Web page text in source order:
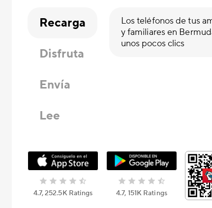
Recarga
Los teléfonos de tus
y familiares en
unos pocos clics
Disfruta
Envía
Lee
4.7, 252.5K Ratings 4.7, 151K Ratings